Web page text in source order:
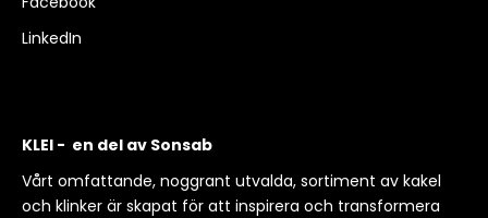
LinkedIn
KLEI - en del av Sonsab
Vårt omfattande, noggrant utvalda, sortiment av kakel
och klinker är skapat för att inspirera och transformera